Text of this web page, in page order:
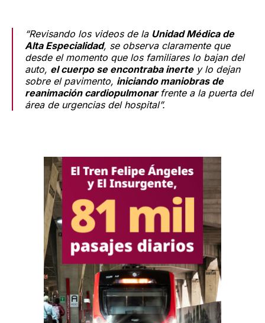
“Revisando los videos de la Unidad Médica de
Alta Especialidad, se observa claramente que
desde el momento que los familiares lo bajan del
auto, el cuerpo se encontraba inertey lo dejan
sobre el pavimento, iniciando maniobras de
reanimación cardiopulmonar frente a la puerta del
área de urgencias del hospital”.